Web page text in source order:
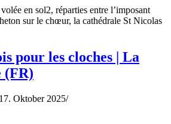
en sol2, réparties entre l’imposant
sur le chœur, la cathédrale St Nicolas
pour les cloches | La
(FR)
17. Oktober 2025